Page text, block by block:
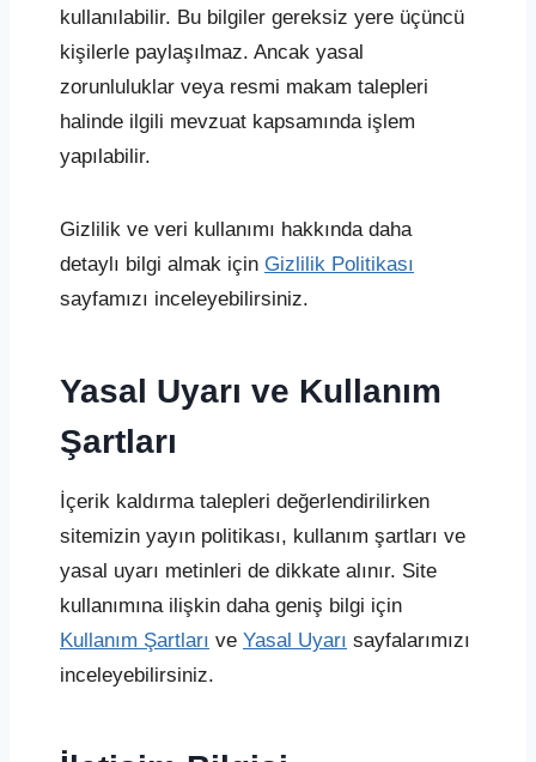
kullanılabilir. Bu bilgiler gereksiz yere üçüncü
kişilerle paylaşılmaz. Ancak yasal
zorunluluklar veya resmi makam talepleri
halinde ilgili mevzuat kapsamında işlem
yapılabilir.
Gizlilik ve veri kullanımı hakkında daha
detaylı bilgi almak için Gizlilik Politikası
sayfamızı inceleyebilirsiniz.
Yasal Uyarı ve Kullanım
Şartları
İçerik kaldırma talepleri değerlendirilirken
sitemizin yayın politikası, kullanım şartları ve
yasal uyarı metinleri de dikkate alınır. Site
kullanımına ilişkin daha geniş bilgi için
Kullanım Şartları ve Yasal Uyarı sayfalarımızı
inceleyebilirsiniz.